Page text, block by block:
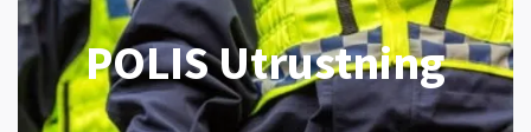
POLIS Utrustning